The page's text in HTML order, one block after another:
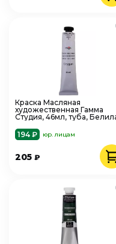
Краска Масляная
художественная Гамма
Студия, 46мл, туба,
194 ₽
юр. лицам
205 ₽